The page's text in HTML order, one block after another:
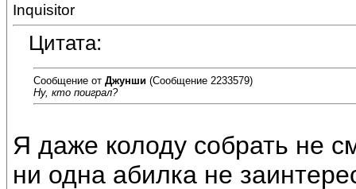
Inquisitor
Цитата:
Сообщение от Джунши (Сообщение 2233579)
Ну, кто поиграл?
Я даже колоду собрать не
ни одна абилка не